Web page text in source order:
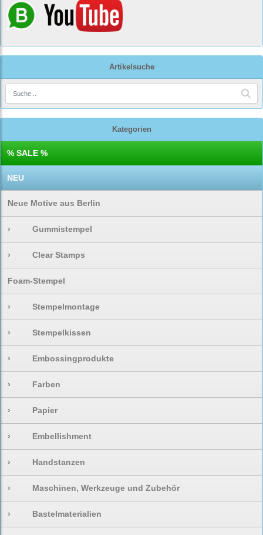
Artikelsuche
Kategorien
% SALE %
NEU
Neue Motive aus Berlin
› Gummistempel
› Clear Stamps
Foam-Stempel
› Stempelmontage
› Stempelkissen
› Embossingprodukte
› Farben
› Papier
› Embellishment
› Handstanzen
› Maschinen, Werkzeuge und Zubehör
› Bastelmaterialien